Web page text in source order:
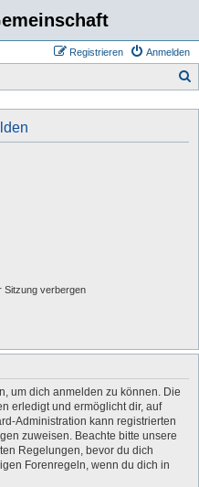
Anmelden
Registrieren
Sitzung verbergen
um dich anmelden zu können. Die
erledigt und ermöglicht dir, auf
Administration kann registrierten
zuweisen. Beachte bitte unsere
Regelungen, bevor du dich
Forenregeln, wenn du dich in